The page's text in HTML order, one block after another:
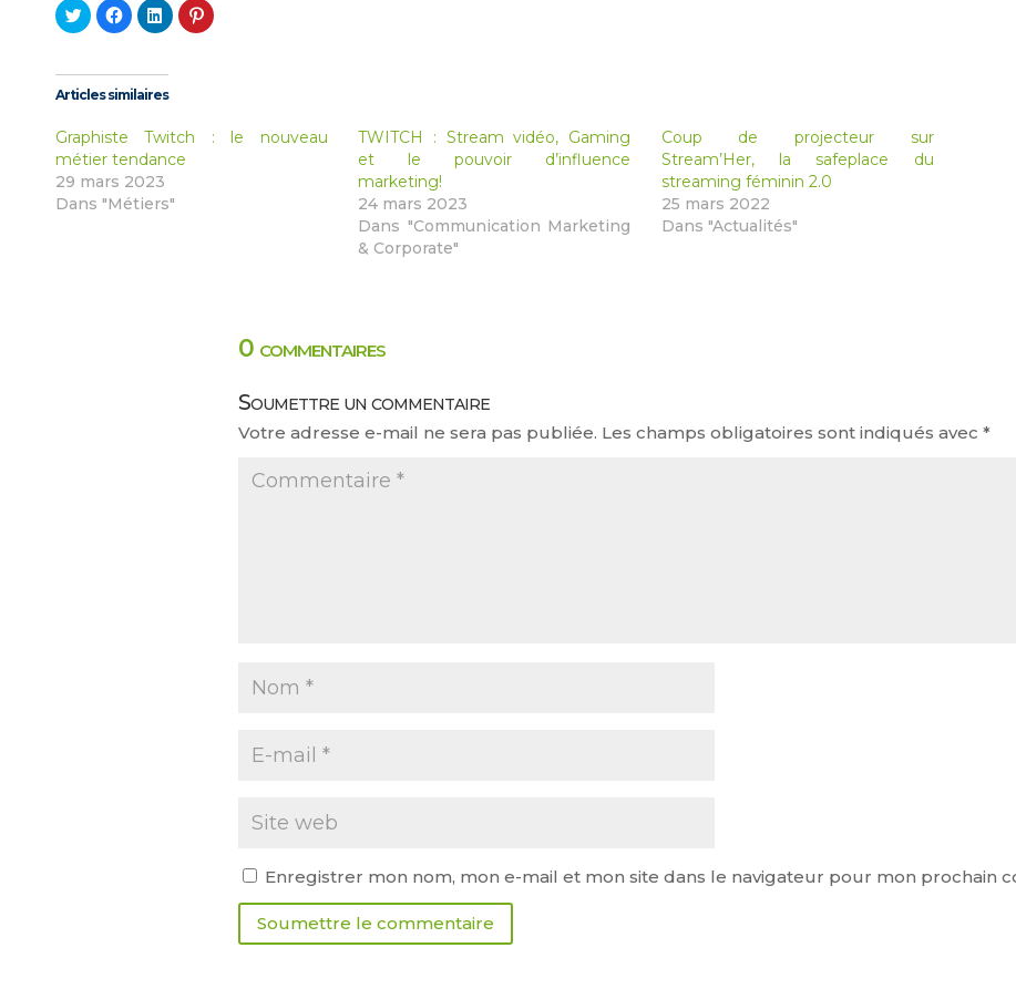
Cliquez
pour
partager
dans
une
nouvelle
Cliquez
pour
partager
dans
une
nouvelle
Cliquez
pour
partager
dans
une
nouvelle
Cliquez
pour
Articles similaires
Graphiste Twitch : le nouveau
métier tendance
29 mars 2023
Dans "Métiers"
TWITCH : Stream vidéo, Gaming
et le pouvoir d’influence
marketing!
24 mars 2023
Dans "Communication Marketing
& Corporate"
Coup de projecteur sur
Stream’Her, la safeplace du
streaming féminin 2.0
25 mars 2022
Dans "Actualités"
0 commentaires
Soumettre un commentaire
Votre adresse e-mail ne sera pas publiée. Les champs obligatoires sont indiqués avec*
Enregistrer mon nom, mon e-mail et mon site dans le navigateur pour mon prochain
Soumettre le commentaire